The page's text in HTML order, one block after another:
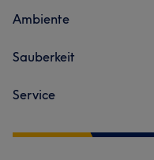
Ambiente
Sauberkeit
Service